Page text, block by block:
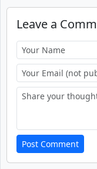
Leave a
Post Comment